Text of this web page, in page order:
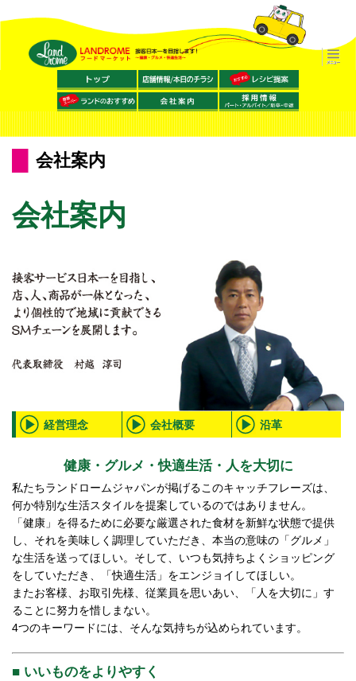
会社案内
会社案内
経営理念 会社概要 沿革
健康・グルメ・快適生活・人を大切に
私たちランドロームジャパンが掲げるこのキャッチフレーズは、
何か特別な生活スタイルを提案しているのではありません。
「健康」を得るために必要な厳選された食材を新鮮な状態で提供
し、それを美味しく調理していただき、本当の意味の「グルメ」
な生活を送ってほしい。そして、いつも気持ちよくショッピング
をしていただき、「快適生活」をエンジョイしてほしい。
またお客様、お取引先様、従業員を思いあい、「人を大切に」す
ることに努力を惜しまない。
4つのキーワードには、そんな気持ちが込められています。
■ いいものをよりやすく